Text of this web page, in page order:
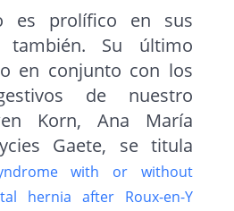
es prolífico en sus
también. Su último
en conjunto con los
de nuestro
Korn, Ana María
Gaete, se titula
with or without
hernia after Roux-en-Y